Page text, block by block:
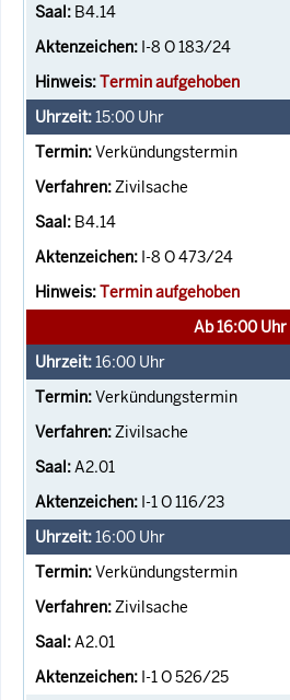
B4.14
I-8 O 183/24
Termin aufgehoben
15:00 Uhr
Verkündungstermin
Zivilsache
B4.14
I-8 O 473/24
Termin aufgehoben
Ab 16:00 Uhr
16:00 Uhr
Verkündungstermin
Zivilsache
A2.01
I-1 O 116/23
16:00 Uhr
Verkündungstermin
Zivilsache
A2.01
I-1 O 526/25